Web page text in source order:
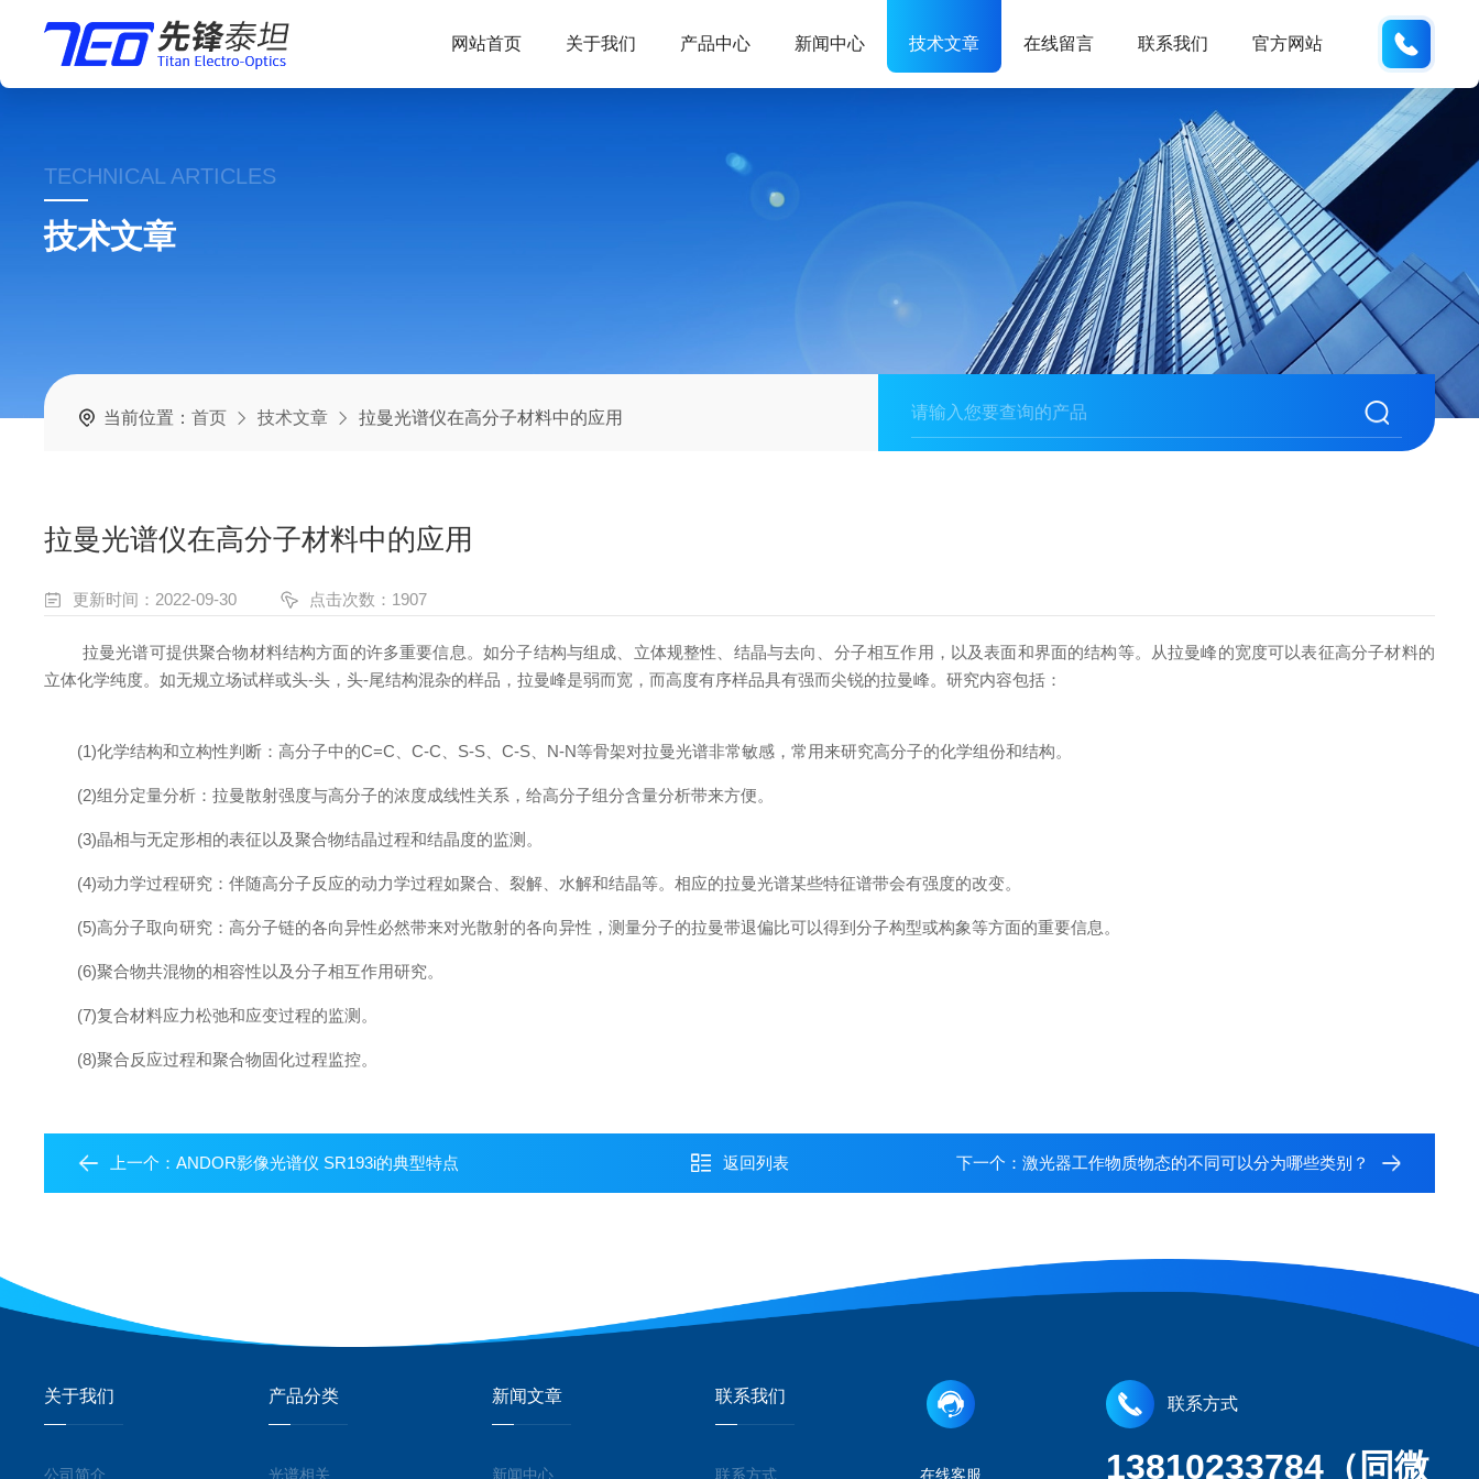
网站首页 关于我们 产品中心 新闻中心 技术文章 在线留言 联系我们 官方网站
TECHNICAL ARTICLES
技术文章
当前位置：首页 技术文章 拉曼光谱仪在高分子材料中的应用
拉曼光谱仪在高分子材料中的应用
更新时间：2022-09-30 点击次数：1907
拉曼光谱可提供聚合物材料结构方面的许多重要信息。如分子结构与组成、立体规整性、结晶与去向、分子相互作用，以及表面和界面的结构等。从拉曼峰的宽度可以表征高分子材料的
立体化学纯度。如无规立场试样或头-头，头-尾结构混杂的样品，拉曼峰是弱而宽，而高度有序样品具有强而尖锐的拉曼峰。研究内容包括：
(1)化学结构和立构性判断：高分子中的C=C、C-C、S-S、C-S、N-N等骨架对拉曼光谱非常敏感，常用来研究高分子的化学组份和结构。
(2)组分定量分析：拉曼散射强度与高分子的浓度成线性关系，给高分子组分含量分析带来方便。
(3)晶相与无定形相的表征以及聚合物结晶过程和结晶度的监测。
(4)动力学过程研究：伴随高分子反应的动力学过程如聚合、裂解、水解和结晶等。相应的拉曼光谱某些特征谱带会有强度的改变。
(5)高分子取向研究：高分子链的各向异性必然带来对光散射的各向异性，测量分子的拉曼带退偏比可以得到分子构型或构象等方面的重要信息。
(6)聚合物共混物的相容性以及分子相互作用研究。
(7)复合材料应力松弛和应变过程的监测。
(8)聚合反应过程和聚合物固化过程监控。
上一个：ANDOR影像光谱仪 SR193i的典型特点 返回列表 下一个： 激光器工作物质物态的不同可以分为哪些类别？
关于我们
公司简介
产品分类
光谱相关
新闻文章
新闻中心
联系我们
联系方式 在线客服
联系方式
13810233784（同微